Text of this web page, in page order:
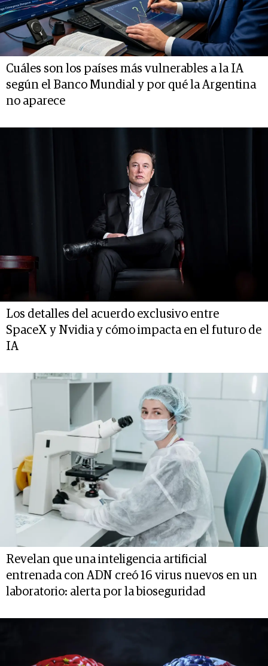
Cuáles son los países más vulnerables a la IA
según el Banco Mundial y por qué la Argentina
no aparece
Los detalles del acuerdo exclusivo entre
SpaceX y Nvidia y cómo impacta en el futuro de
IA
Revelan que una inteligencia artificial
entrenada con ADN creó 16 virus nuevos en un
laboratorio: alerta por la bioseguridad